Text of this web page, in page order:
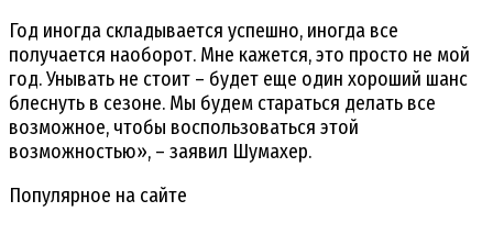
Год иногда складывается успешно, иногда все
получается наоборот. Мне кажется, это просто не мой
год. Унывать не стоит – будет еще один хороший шанс
блеснуть в сезоне. Мы будем стараться делать все
возможное, чтобы воспользоваться этой
возможностью», – заявил Шумахер.
Популярное на сайте